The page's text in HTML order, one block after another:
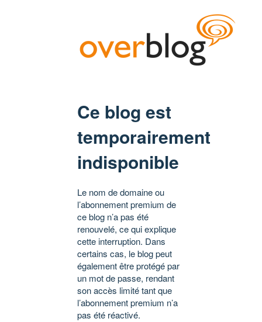
Ce blog est
temporairement
indisponible
Le nom de domaine ou
l’abonnement premium de
ce blog n’a pas été
renouvelé, ce qui explique
cette interruption. Dans
certains cas, le blog peut
également être protégé par
un mot de passe, rendant
son accès limité tant que
l’abonnement premium n’a
pas été réactivé.